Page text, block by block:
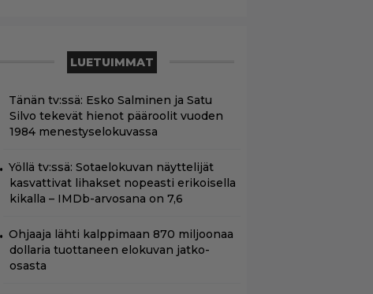
LUETUIMMAT
Tänän tv:ssä: Esko Salminen ja Satu
Silvo tekevät hienot pääroolit vuoden
1984 menestyselokuvassa
Yöllä tv:ssä: Sotaelokuvan näyttelijät
kasvattivat lihakset nopeasti erikoisella
kikalla – IMDb-arvosana on 7,6
Ohjaaja lähti kalppimaan 870 miljoonaa
dollaria tuottaneen elokuvan jatko-
osasta